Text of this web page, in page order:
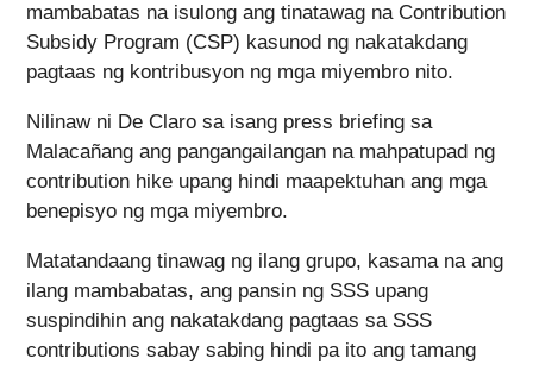
mambabatas na isulong ang tinatawag na Contribution
Subsidy Program (CSP) kasunod ng nakatakdang
pagtaas ng kontribusyon ng mga miyembro nito.
Nilinaw ni De Claro sa isang press briefing sa
Malacañang ang pangangailangan na mahpatupad ng
contribution hike upang hindi maapektuhan ang mga
benepisyo ng mga miyembro.
Matatandaang tinawag ng ilang grupo, kasama na ang
ilang mambabatas, ang pansin ng SSS upang
suspindihin ang nakatakdang pagtaas sa SSS
contributions sabay sabing hindi pa ito ang tamang